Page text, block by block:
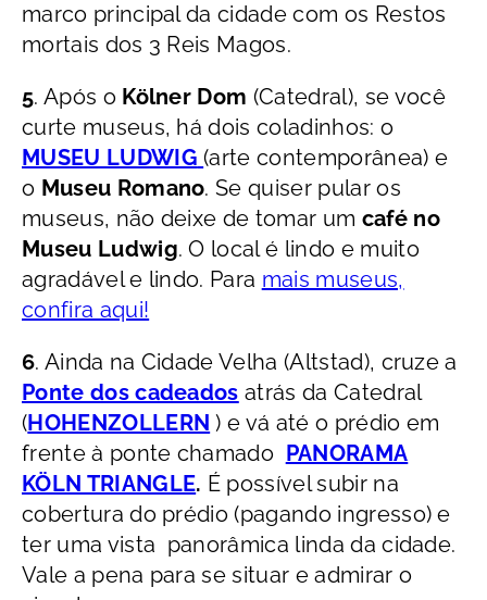
marco principal da cidade com os Restos
mortais dos 3 Reis Magos.
5. Após o Kölner Dom (Catedral), se você
curte museus, há dois coladinhos: o
MUSEU LUDWIG (arte contemporânea) e
o Museu Romano. Se quiser pular os
museus, não deixe de tomar um café no
Museu Ludwig. O local é lindo e muito
agradável e lindo. Para mais museus,
confira aqui!
6. Ainda na Cidade Velha (Altstad), cruze a
Ponte dos cadeados atrás da Catedral
(HOHENZOLLERN ) e vá até o prédio em
frente à ponte chamado PANORAMA
KÖLN TRIANGLE. É possível subir na
cobertura do prédio (pagando ingresso) e
ter uma vista panorâmica linda da cidade.
Vale a pena para se situar e admirar o